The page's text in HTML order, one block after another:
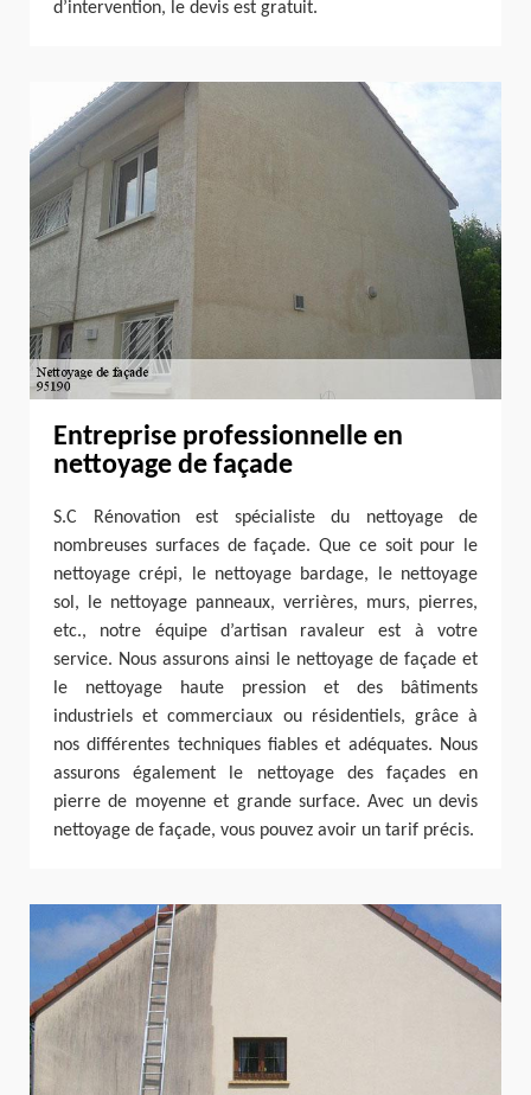
d’intervention, le devis est gratuit.
Entreprise professionnelle en
nettoyage de façade
S.C Rénovation est spécialiste du nettoyage de
nombreuses surfaces de façade. Que ce soit pour le
nettoyage crépi, le nettoyage bardage, le nettoyage
sol, le nettoyage panneaux, verrières, murs, pierres,
etc., notre équipe d’artisan ravaleur est à votre
service. Nous assurons ainsi le nettoyage de façade et
le nettoyage haute pression et des bâtiments
industriels et commerciaux ou résidentiels, grâce à
nos différentes techniques fiables et adéquates. Nous
assurons également le nettoyage des façades en
pierre de moyenne et grande surface. Avec un devis
nettoyage de façade, vous pouvez avoir un tarif précis.